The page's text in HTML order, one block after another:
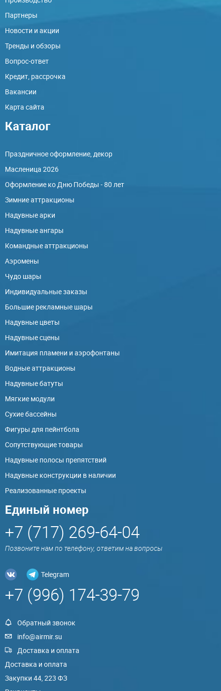
Партнеры
Новости и акции
Тренды и обзоры
Вопрос-ответ
Кредит, рассрочка
Вакансии
Карта сайта
Каталог
Праздничное оформление, декор
Масленица 2026
Оформление ко Дню Победы - 80 лет
Зимние аттракционы
Надувные арки
Надувные ангары
Командные аттракционы
Аэромены
Чудо шары
Индивидуальные заказы
Большие рекламные шары
Надувные цветы
Надувные сцены
Имитация пламени и аэрофонтаны
Водные аттракционы
Надувные батуты
Мягкие модули
Сухие бассейны
Фигуры для пейнтбола
Сопутствующие товары
Надувные полосы препятствий
Надувные конструкции в наличии
Реализованные проекты
Единый номер
+7 (717) 269-64-04
Позвоните нам по телефону, ответим на вопросы
Telegram
+7 (996) 174-39-79
Обратный звонок
info@airmir.su
Доставка и оплата
Доставка и оплата
Закупки 44, 223 ФЗ